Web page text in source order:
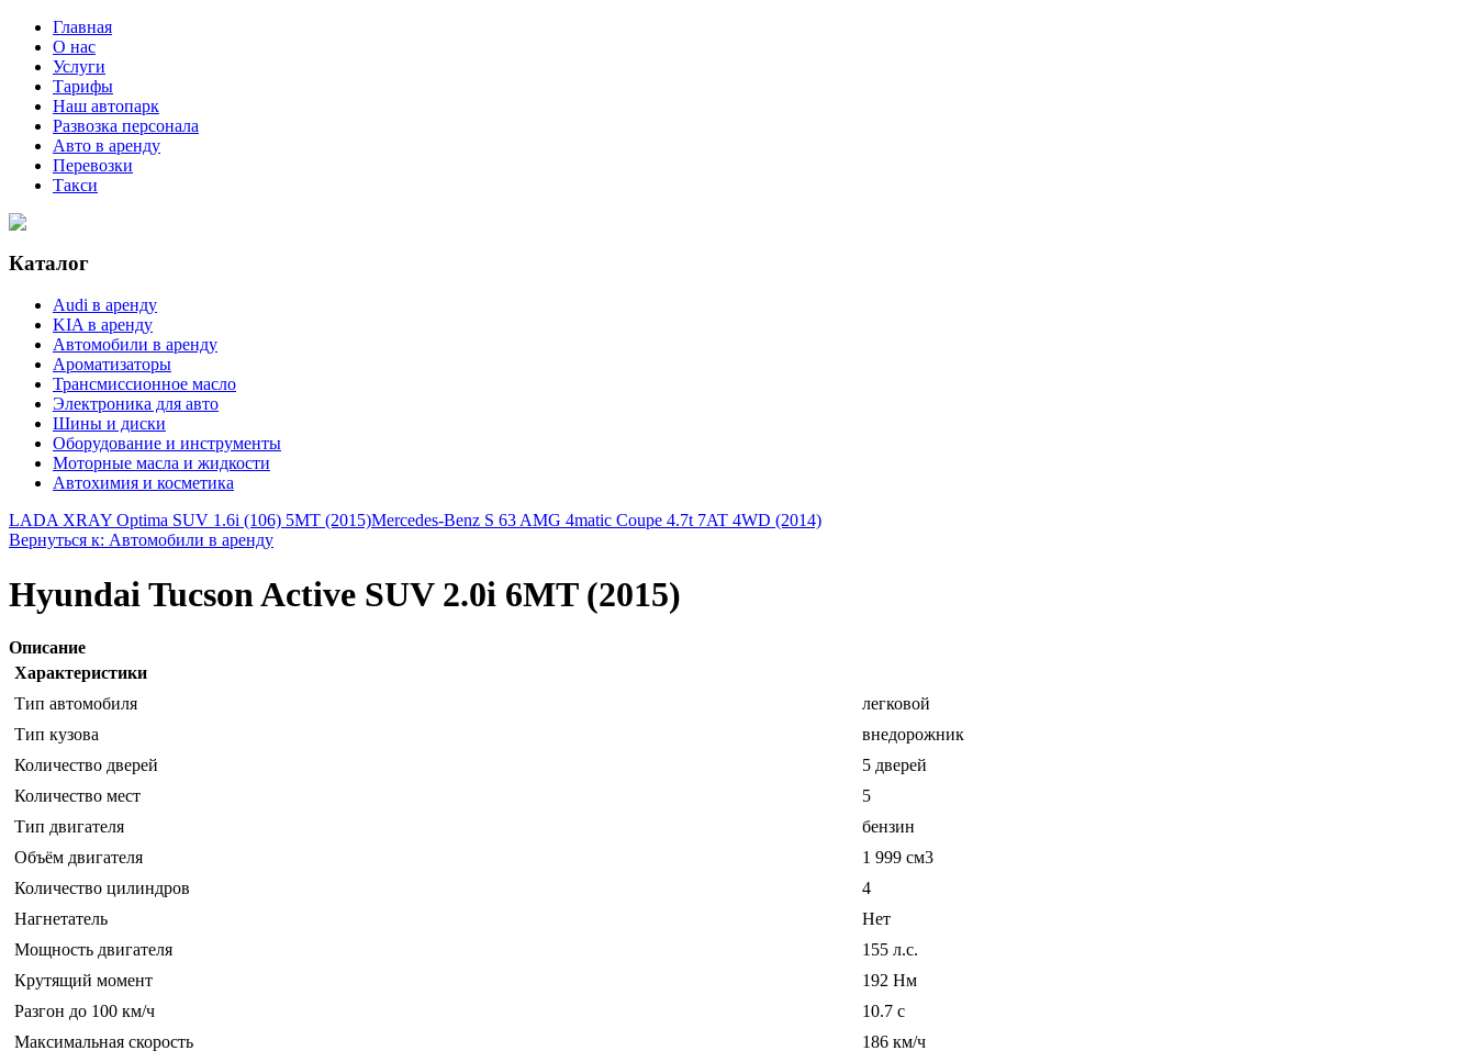
Главная
О нас
Услуги
Тарифы
Наш автопарк
Развозка персонала
Авто в аренду
Перевозки
Такси
Каталог
Audi в аренду
KIA в аренду
Автомобили в аренду
Ароматизаторы
Трансмиссионное масло
Электроника для авто
Шины и диски
Оборудование и инструменты
Моторные масла и жидкости
Автохимия и косметика
LADA XRAY Optima SUV 1.6i (106) 5MT (2015)Mercedes-Benz S 63 AMG 4matic Coupe 4.7t 7AT 4WD (2014)
Вернуться к: Автомобили в аренду
Hyundai Tucson Active SUV 2.0i 6MT (2015)
Описание
Характеристики
Тип автомобиля
легковой
Тип кузова
внедорожник
Количество дверей
5 дверей
Количество мест
5
Тип двигателя
бензин
Объём двигателя
1 999 см3
Количество цилиндров
4
Нагнетатель
Нет
Мощность двигателя
155 л.с.
Крутящий момент
192 Нм
Разгон до 100 км/ч
10.7 c
Максимальная скорость
186 км/ч